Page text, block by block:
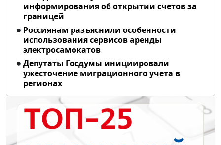
информирования об открытии счетов за
границей
Россиянам разъяснили особенности
использования сервисов аренды
электросамокатов
Депутаты Госдумы инициировали
ужесточение миграционного учета в
регионах